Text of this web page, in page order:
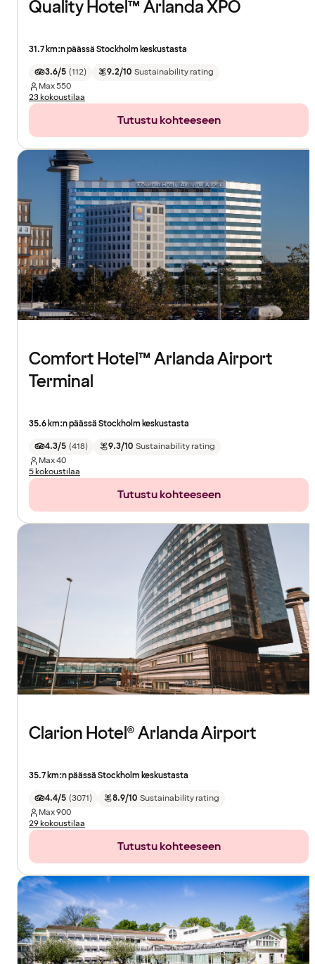
Quality Hotel™ Arlanda XPO
31.7 km:n päässä Stockholm keskustasta
3.6/5 (112) 9.2/10 Sustainability rating
Max550
23 kokoustilaa
Tutustu kohteeseen
Comfort Hotel™ Arlanda Airport
Terminal
35.6 km:n päässä Stockholm keskustasta
4.3/5 (418) 9.3/10 Sustainability rating
Max40
5 kokoustilaa
Tutustu kohteeseen
Clarion Hotel® Arlanda Airport
35.7 km:n päässä Stockholm keskustasta
4.4/5 (3071) 8.9/10 Sustainability rating
Max900
29 kokoustilaa
Tutustu kohteeseen